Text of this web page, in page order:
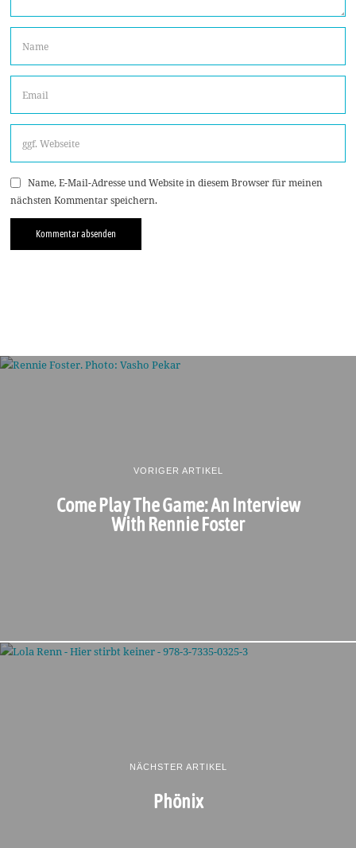
Name, E-Mail-Adresse und Website in diesem Browser für meinen
nächsten Kommentar speichern.
VORIGER ARTIKEL
Come Play The Game: An Interview
With Rennie Foster
NÄCHSTER ARTIKEL
Phönix